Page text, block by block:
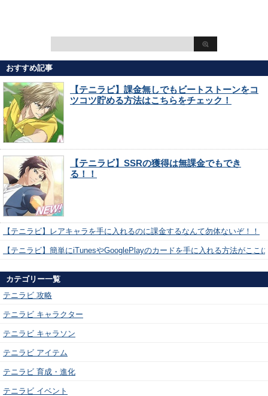
おすすめ記事
【テニラビ】課金無しでもビートストーンをコ
ツコツ貯める方法はこちらをチェック！
【テニラビ】SSRの獲得は無課金でもでき
る！！
【テニラビ】レアキャラを手に入れるのに課金するなんて勿体ないぞ！！
【テニラビ】簡単にiTunesやGooglePlayのカードを手に入れる方法がここ
カテゴリー一覧
テニラビ 攻略
テニラビ キャラクター
テニラビ キャラソン
テニラビ アイテム
テニラビ 育成・進化
テニラビ イベント